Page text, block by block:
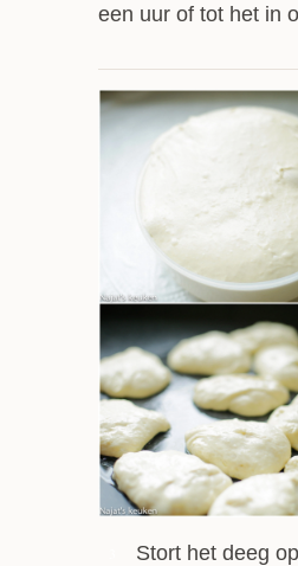
een uur of tot het in
Stort het deeg